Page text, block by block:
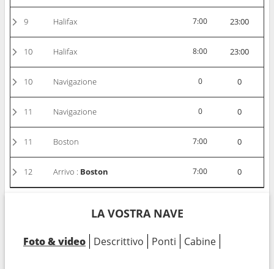
9 Halifax 7:00 23:00
10 Halifax 8:00 23:00
10 Navigazione 0 0
11 Navigazione 0 0
11 Boston 7:00 0
12 Arrivo : Boston 7:00 0
LA VOSTRA NAVE
Foto & video Descrittivo Ponti Cabine